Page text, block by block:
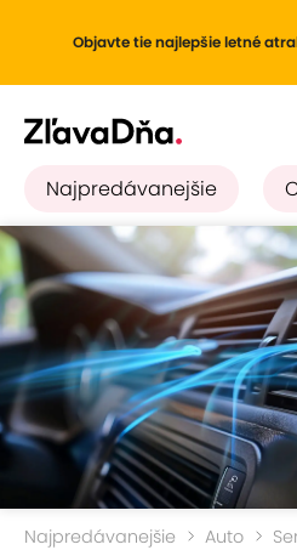
Objavte tie najlepšie letné
Najpredávanejšie
Najpredávanejšie Auto